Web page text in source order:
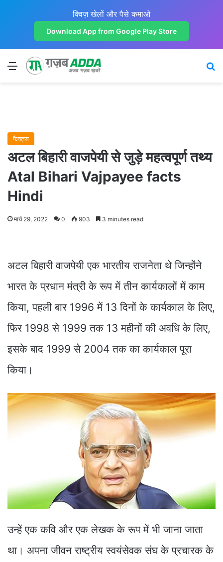
क्विज़ खेलों और पैसे कमाओ
Download App from Google Play Store
Menu
फैक्ट्स
अटल बिहारी वाजपेयी से जुड़े महत्वपूर्ण तथ्य
Atal Bihari Vajpayee facts
Hindi
मार्च 29, 2022 0 903 3 minutes read
अटल बिहारी वाजपेयी एक भारतीय राजनेता थे जिन्होंने
भारत के प्रधान मंत्री के रूप में तीन कार्यकालों में काम
किया, पहली बार 1996 में 13 दिनों के कार्यकाल के लिए,
फिर 1998 से 1999 तक 13 महीनों की अवधि के लिए,
इसके बाद 1999 से 2004 तक का कार्यकाल पूरा
किया।
उन्हें एक कवि और एक लेखक के रूप में भी जाना जाता
था। अपना जीवन राष्ट्रीय स्वयंसेवक संघ के प्रचारक के